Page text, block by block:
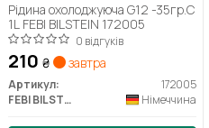
Рідина охолоджуюча G12 -35гр.С
1L FEBI BILSTEIN 172005
0 відгуків
210 ₴ завтра
Артикул:
172005
FEBI BILSTEIN
Німеччина